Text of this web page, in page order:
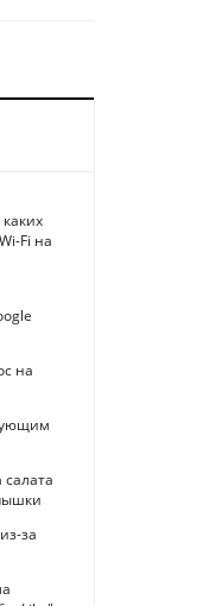
Fi на
на
за